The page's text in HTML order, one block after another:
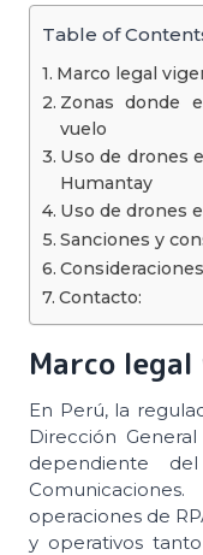
Table of
Marco legal
Zonas donde
vuelo
Uso de drones
Humantay
Uso de drones
Sanciones y
Contacto:
Marco
En Perú, la
Dirección
dependiente
operaciones de
y operativos